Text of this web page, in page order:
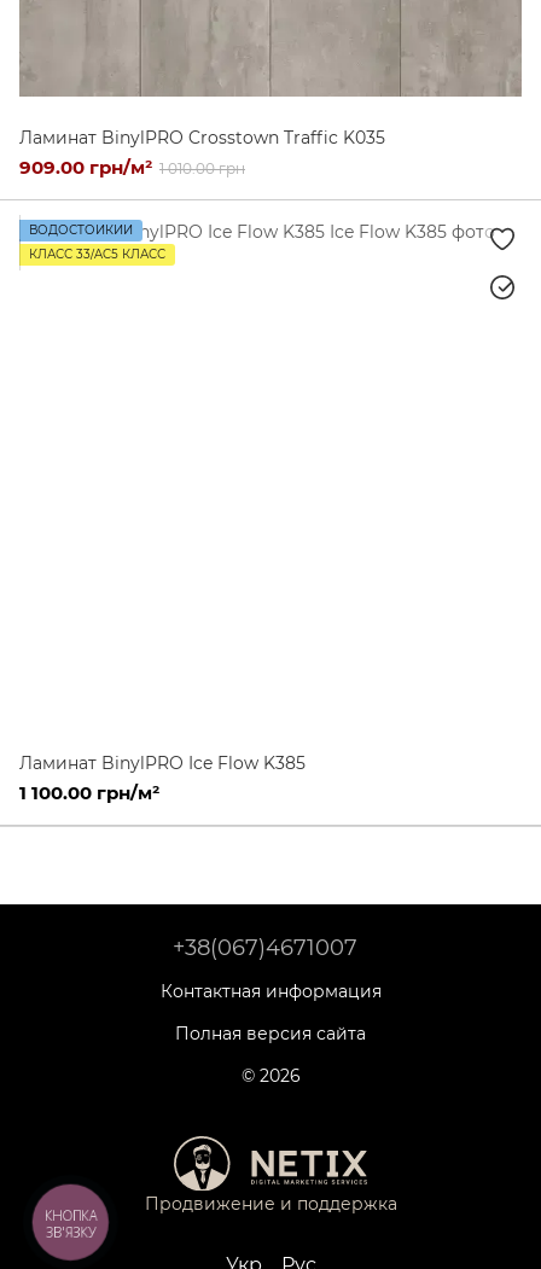
Ламинат BinylPRO Crosstown Traffic K035
909.00 грн/м² 1 010.00 грн
ВОДОСТОЙКИЙ
КЛАСС 33/AC5 КЛАСС
Ламинат BinylPRO Ice Flow K385
1 100.00 грн/м²
+38(067)4671007
Контактная информация
Полная версия сайта
© 2026
Продвижение и поддержка
КНОПКА
ЗВ'ЯЗКУ